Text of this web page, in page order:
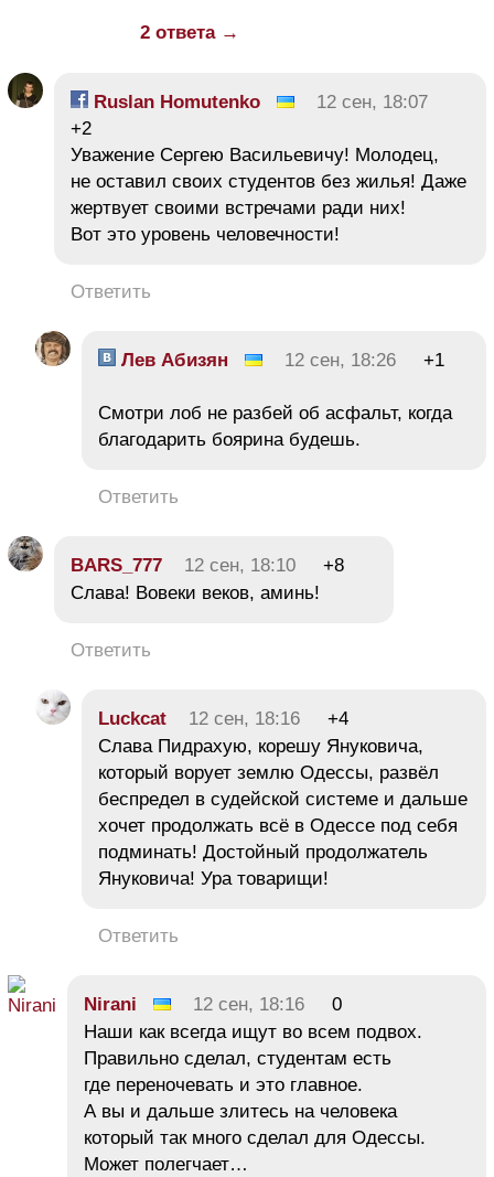
2 ответа →
Ruslan Homutenko
12 сен, 18:07
+2
Уважение Сергею Васильевичу! Молодец,
не оставил своих студентов без жилья! Даже
жертвует своими встречами ради них!
Вот это уровень человечности!
Ответить
Лев Абизян 12 сен, 18:26 +1
Смотри лоб не разбей об асфальт, когда
благодарить боярина будешь.
Ответить
BARS_777 12 сен, 18:10
+8
Слава! Вовеки веков, аминь!
Ответить
Luckcat 12 сен, 18:16
+4
Слава Пидрахую, корешу Януковича,
который ворует землю Одессы, развёл
беспредел в судейской системе и дальше
хочет продолжать всё в Одессе под себя
подминать! Достойный продолжатель
Януковича! Ура товарищи!
Ответить
Nirani 12 сен, 18:16
0
Наши как всегда ищут во всем подвох.
Правильно сделал, студентам есть
где переночевать и это главное.
А вы и дальше злитесь на человека
который так много сделал для Одессы.
Может полегчает…